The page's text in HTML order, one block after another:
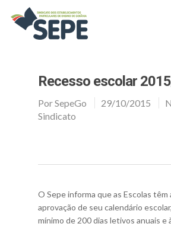
Recesso escolar
PorSepeGo 29/10/2015
Sindicato
O Sepe informa que as Escolas têm
aprovação de seu calendário
mínimo de 200 dias letivos anuais e